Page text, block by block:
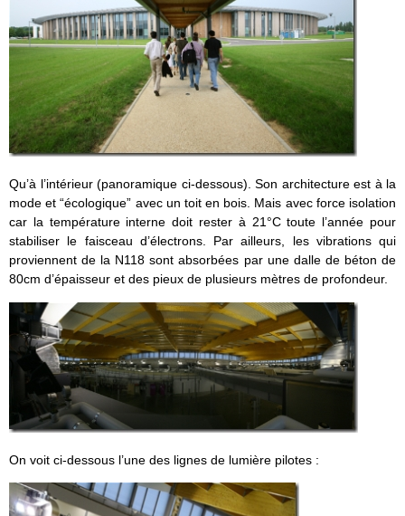
Qu’à l’intérieur (panoramique ci-dessous). Son architecture est à la
mode et “écologique” avec un toit en bois. Mais avec force isolation
car la température interne doit rester à 21°C toute l’année pour
stabiliser le faisceau d’électrons. Par ailleurs, les vibrations qui
proviennent de la N118 sont absorbées par une dalle de béton de
80cm d’épaisseur et des pieux de plusieurs mètres de profondeur.
On voit ci-dessous l’une des lignes de lumière pilotes :